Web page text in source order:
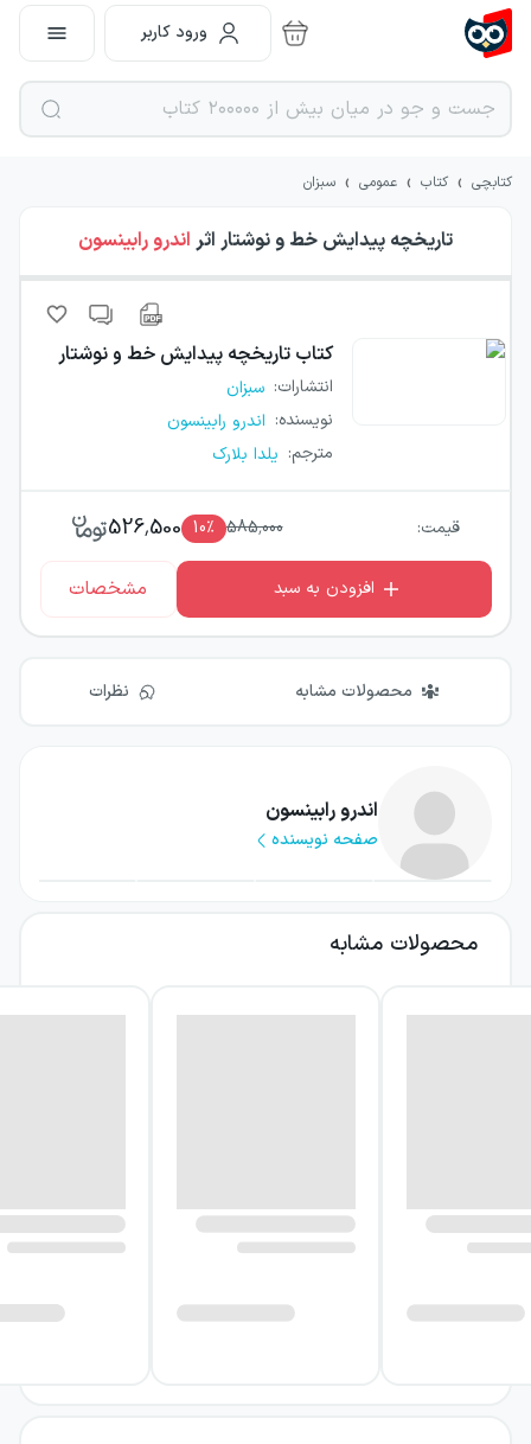
ورود کاربر
کتابچی › کتاب › عمومی › سبزان
تاریخچه پیدایش خط و نوشتار اثر اندرو رابینسون
کتاب تاریخچه پیدایش خط و نوشتار
انتشارات: سبزان
نویسنده: اندرو رابینسون
مترجم: یلدا بلارک
قیمت: 585,000
10٪ 526,500
افزودن به سبد مشخصات
محصولات مشابه نظرات
اندرو رابینسون
صفحه نویسنده
محصولات مشابه